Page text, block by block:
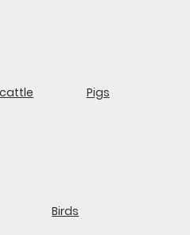
cattle
Birds
Pigs